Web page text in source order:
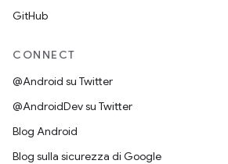
GitHub
CONNECT
@Android su Twitter
@AndroidDev su Twitter
Blog Android
Blog sulla sicurezza di Google